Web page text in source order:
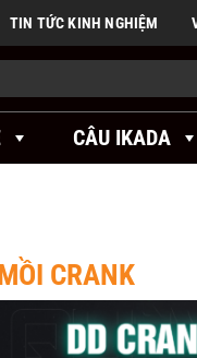
TIN TỨC KINH NGHIỆM
CÂU IKADA
CRANK